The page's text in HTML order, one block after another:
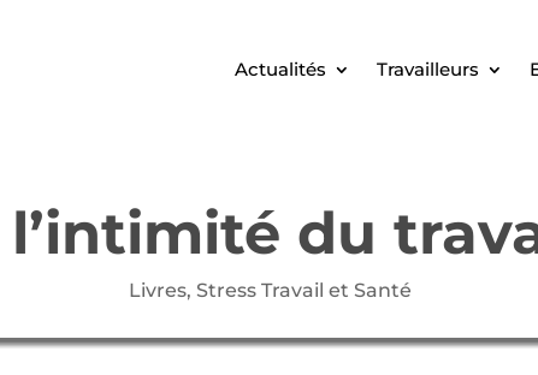
Actualités Travailleurs
l’intimité du
Livres, Stress Travail et Santé